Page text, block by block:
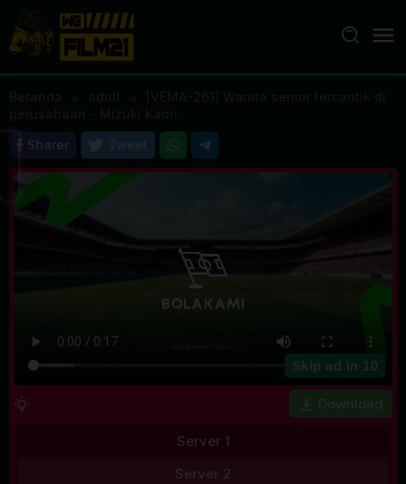
Loncat
konten
Sharer Tweet
Skip ad in 10
Download
Server 1
Server 2